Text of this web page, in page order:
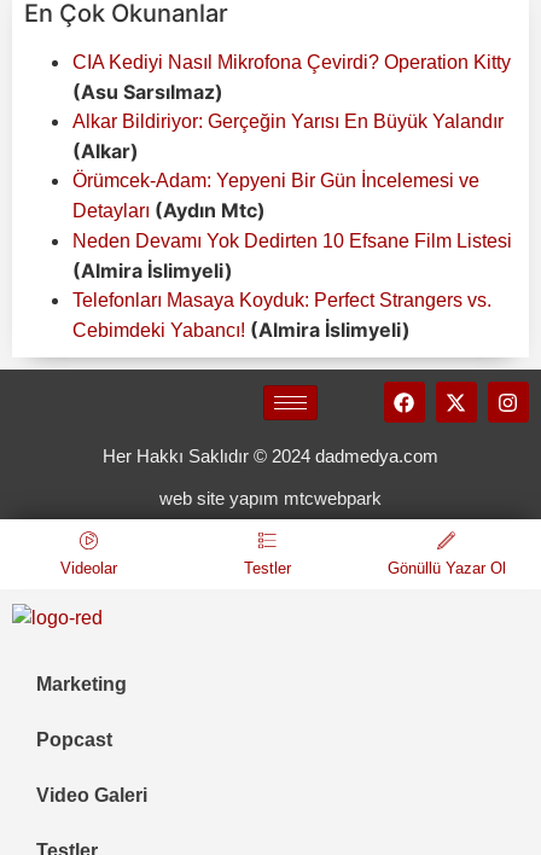
En Çok Okunanlar
CIA Kediyi Nasıl Mikrofona Çevirdi? Operation Kitty
(Asu Sarsılmaz)
Alkar Bildiriyor: Gerçeğin Yarısı En Büyük Yalandır
(Alkar)
Örümcek-Adam: Yepyeni Bir Gün İncelemesi ve
Detayları (Aydın Mtc)
Neden Devamı Yok Dedirten 10 Efsane Film Listesi
(Almira İslimyeli)
Telefonları Masaya Koyduk: Perfect Strangers vs.
Cebimdeki Yabancı! (Almira İslimyeli)
Her Hakkı Saklıdır © 2024 dadmedya.com
web site yapım mtcwebpark
Videolar Testler Gönüllü Yazar Ol
Marketing
Popcast
Video Galeri